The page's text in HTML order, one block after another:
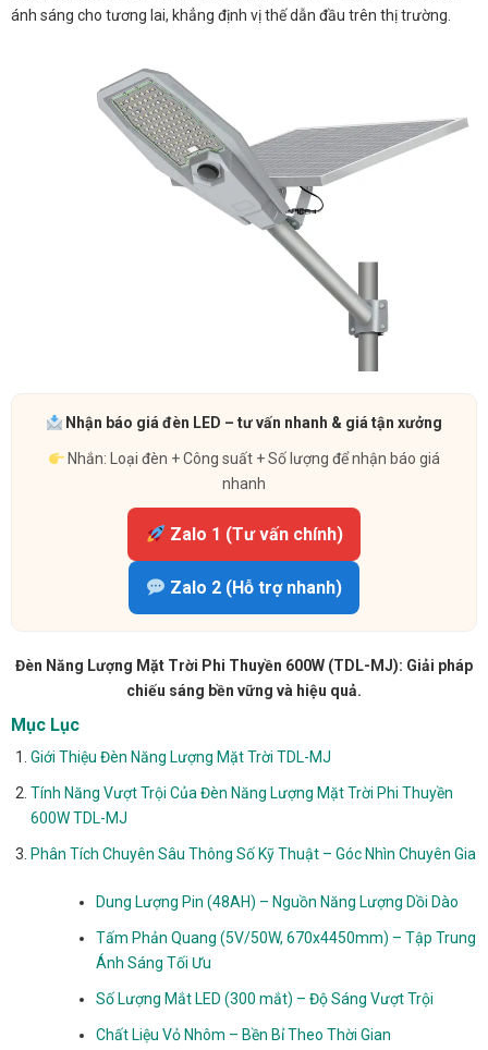
ánh sáng cho tương lai, khẳng định vị thế dẫn đầu trên thị trường.
Nhận báo giá đèn LED – tư vấn nhanh & giá tận xưởng
Nhắn: Loại đèn + Công suất + Số lượng để nhận báo giá
nhanh
Zalo 1 (Tư vấn chính)
Zalo 2 (Hỗ trợ nhanh)
Đèn Năng Lượng Mặt Trời Phi Thuyền 600W (TDL-MJ): Giải pháp
chiếu sáng bền vững và hiệu quả.
Mục Lục
Giới Thiệu Đèn Năng Lượng Mặt Trời TDL-MJ
Tính Năng Vượt Trội Của Đèn Năng Lượng Mặt Trời Phi Thuyền
600W TDL-MJ
Phân Tích Chuyên Sâu Thông Số Kỹ Thuật – Góc Nhìn Chuyên Gia
Dung Lượng Pin (48AH) – Nguồn Năng Lượng Dồi Dào
Tấm Phản Quang (5V/50W, 670x4450mm) – Tập Trung
Ánh Sáng Tối Ưu
Số Lượng Mắt LED (300 mắt) – Độ Sáng Vượt Trội
Chất Liệu Vỏ Nhôm – Bền Bỉ Theo Thời Gian